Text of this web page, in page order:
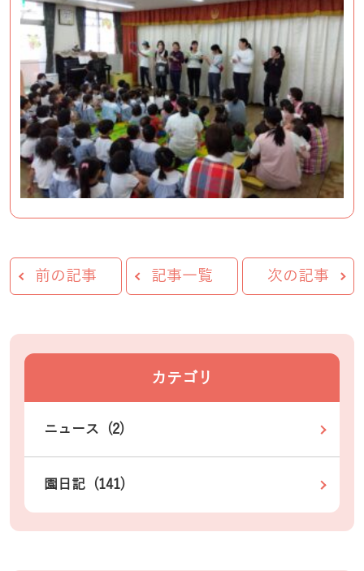
前の記事 記事一覧 次の記事
カテゴリ
ニュース (2)
園日記 (141)